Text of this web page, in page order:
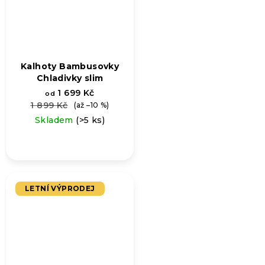
Kalhoty Bambusovky
Chladivky slim
od 1 699 Kč
1 899 Kč
(až –10 %)
Skladem (>5 ks)
LETNÍ VÝPRODEJ